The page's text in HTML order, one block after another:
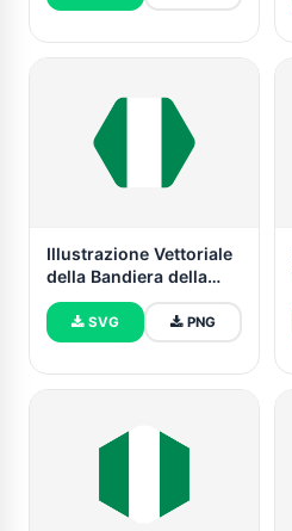
Illustrazione Vettoriale
della Bandiera della
Nigeria
SVG PNG